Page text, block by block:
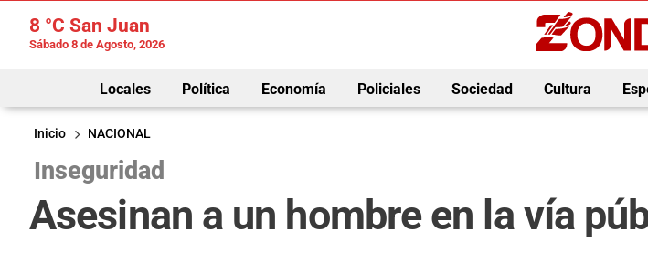
8 °C San Juan
Sábado 8 de Agosto, 2026
Locales Política Economía Policiales Sociedad Cultura
Inicio
NACIONAL
Inseguridad
Asesinan a un hombre en la vía